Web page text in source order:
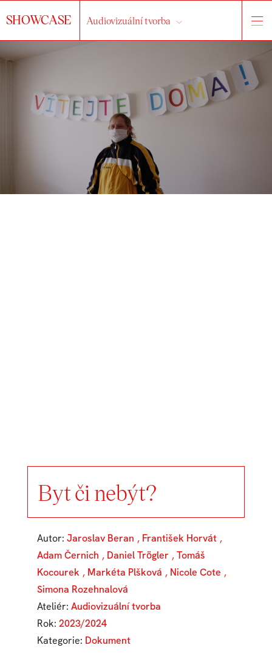
SHOWCASE Audiovizuální tvorba
Byt či nebýt?
Autor: Jaroslav Beran , František Horvát ,
Adam Černich , Daniel Trögler ,Tomáš
Kocourek , Markéta Plšková , Nicole Cote ,
Simona Rozehnalová
Ateliér: Audiovizuální tvorba
Rok: 2023/2024
Kategorie: Dokument